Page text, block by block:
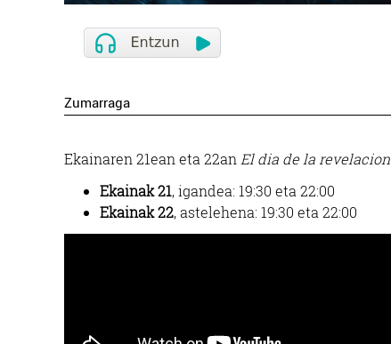
Zumarraga
Ekainaren 21ean eta 22an El dia de la revelacion
Ekainak 21, igandea: 19:30 eta 22:00
Ekainak 22, astelehena: 19:30 eta 22:00